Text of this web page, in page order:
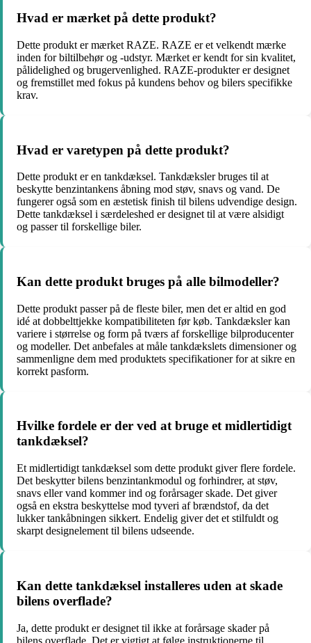
Hvad er mærket på dette produkt?
Dette produkt er mærket RAZE. RAZE er et velkendt mærke
inden for biltilbehør og -udstyr. Mærket er kendt for sin kvalitet,
pålidelighed og brugervenlighed. RAZE-produkter er designet
og fremstillet med fokus på kundens behov og bilers specifikke
krav.
Hvad er varetypen på dette produkt?
Dette produkt er en tankdæksel. Tankdæksler bruges til at
beskytte benzintankens åbning mod støv, snavs og vand. De
fungerer også som en æstetisk finish til bilens udvendige design.
Dette tankdæksel i særdeleshed er designet til at være alsidigt
og passer til forskellige biler.
Kan dette produkt bruges på alle bilmodeller?
Dette produkt passer på de fleste biler, men det er altid en god
idé at dobbelttjekke kompatibiliteten før køb. Tankdæksler kan
variere i størrelse og form på tværs af forskellige bilproducenter
og modeller. Det anbefales at måle tankdækslets dimensioner og
sammenligne dem med produktets specifikationer for at sikre en
korrekt pasform.
Hvilke fordele er der ved at bruge et midlertidigt
tankdæksel?
Et midlertidigt tankdæksel som dette produkt giver flere fordele.
Det beskytter bilens benzintankmodul og forhindrer, at støv,
snavs eller vand kommer ind og forårsager skade. Det giver
også en ekstra beskyttelse mod tyveri af brændstof, da det
lukker tankåbningen sikkert. Endelig giver det et stilfuldt og
skarpt designelement til bilens udseende.
Kan dette tankdæksel installeres uden at skade
bilens overflade?
Ja, dette produkt er designet til ikke at forårsage skader på
bilens overflade. Det er vigtigt at følge instruktionerne til